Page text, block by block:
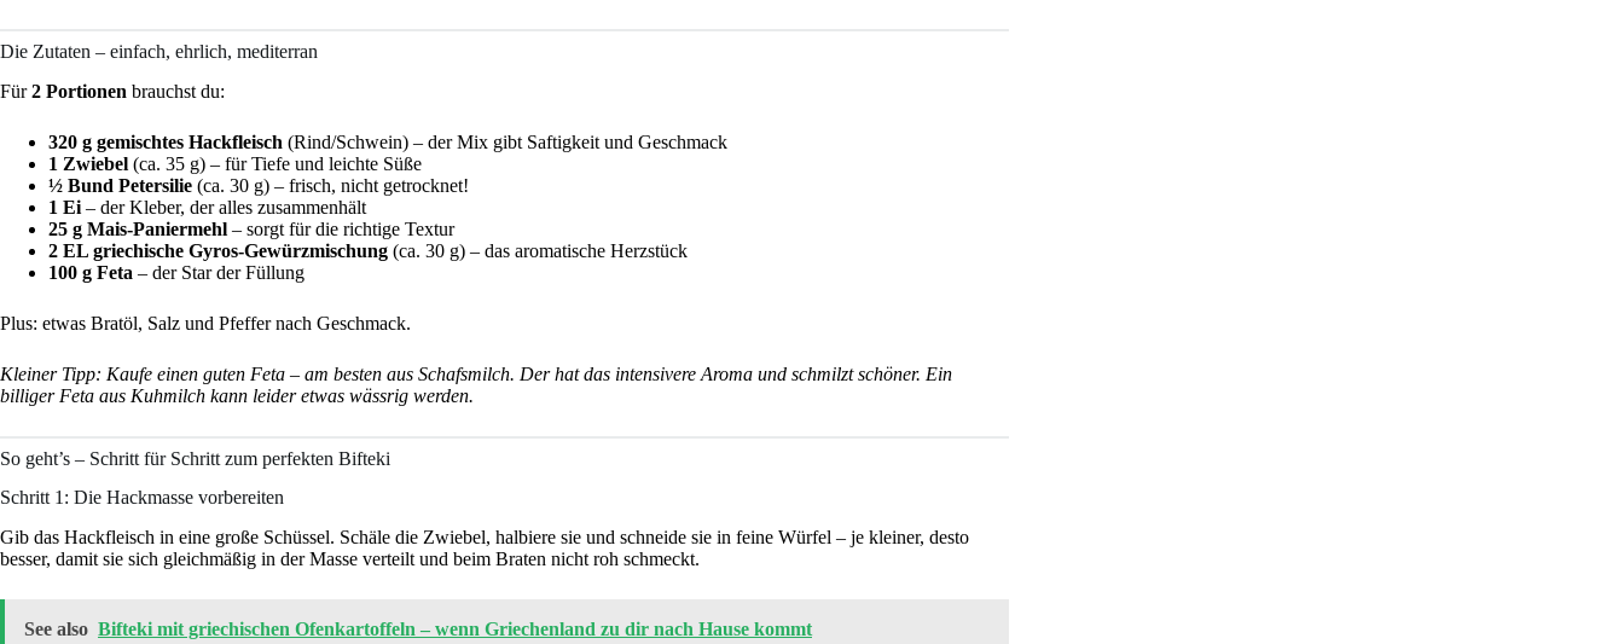
Die Zutaten – einfach, ehrlich, mediterran
Für2 Portionen brauchst du:
320 g gemischtes Hackfleisch (Rind/Schwein) – der Mix gibt Saftigkeit und Geschmack
1 Zwiebel (ca. 35 g) – für Tiefe und leichte Süße
½ Bund Petersilie (ca. 30 g) – frisch, nicht getrocknet!
1 Ei – der Kleber, der alles zusammenhält
25 g Mais-Paniermehl – sorgt für die richtige Textur
2 EL griechische Gyros-Gewürzmischung (ca. 30 g) – das aromatische Herzstück
100 g Feta – der Star der Füllung
Plus: etwas Bratöl, Salz und Pfeffer nach Geschmack.
Kleiner Tipp: Kaufe einen guten Feta – am besten aus Schafsmilch. Der hat das intensivere Aroma und schmilzt schöner. Ein
billiger Feta aus Kuhmilch kann leider etwas wässrig werden.
So geht’s – Schritt für Schritt zum perfekten Bifteki
Schritt 1: Die Hackmasse vorbereiten
Gib das Hackfleisch in eine große Schüssel. Schäle die Zwiebel, halbiere sie und schneide sie in feine Würfel – je kleiner, desto
besser, damit sie sich gleichmäßig in der Masse verteilt und beim Braten nicht roh schmeckt.
See also Bifteki mit griechischen Ofenkartoffeln – wenn Griechenland zu dir nach Hause kommt